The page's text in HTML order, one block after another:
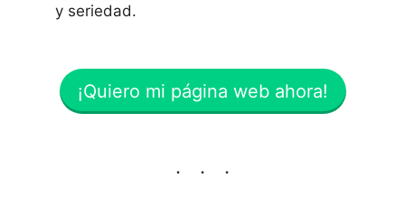
y seriedad.
¡Quiero mi página web ahora!